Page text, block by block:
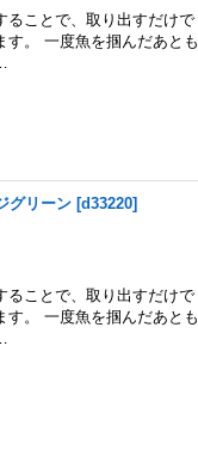
ることで、取り出すだけで
す。 一度魚を掴んだあとも
グリーン [d33220]
ることで、取り出すだけで
す。 一度魚を掴んだあとも